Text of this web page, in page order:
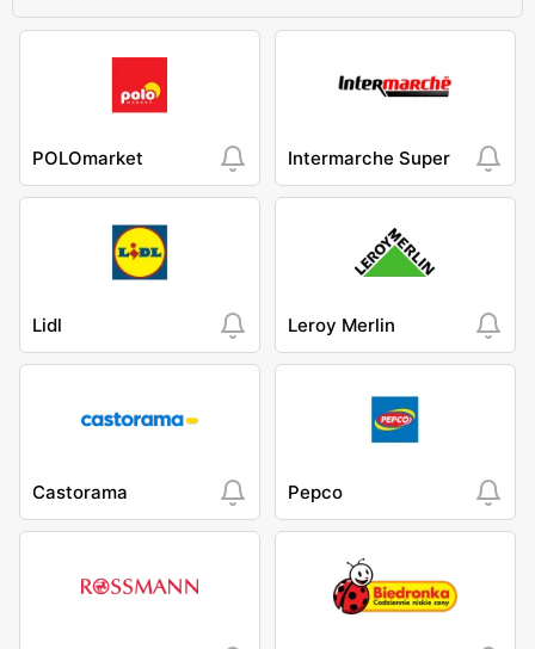
POLOmarket Intermarche Super
Lidl Leroy Merlin
Castorama Pepco